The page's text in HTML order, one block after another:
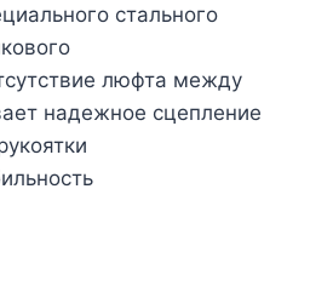
стального
люфта между
надежное сцепление